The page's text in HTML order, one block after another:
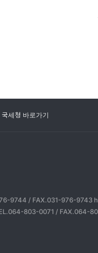
국세청 바로가기
9744 / FAX.031-976-9743
803-0071 / FAX.064-